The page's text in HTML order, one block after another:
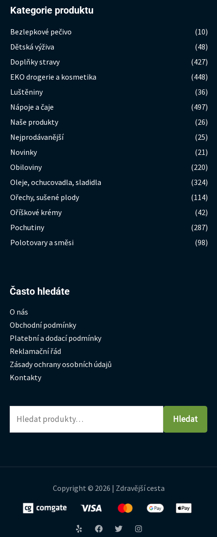
Kategorie produktu
Bezlepkové pečivo
(10)
Dětská výživa
(48)
Doplňky stravy
(427)
EKO drogerie a kosmetika
(448)
Luštěniny
(36)
Nápoje a čaje
(497)
Naše produkty
(26)
Nejprodávanější
(25)
Novinky
(21)
Obiloviny
(220)
Oleje, ochucovadla, sladidla
(324)
Ořechy, sušené plody
(114)
Oříškové krémy
(42)
Pochutiny
(287)
Polotovary a směsi
(98)
Často hledáte
O nás
Obchodní podmínky
Platební a dodací podmínky
Reklamační řád
Zásady ochrany osobních údajů
Kontakty
Hledat:
Hledat
Copyright © 2026 | Zdravější cesta